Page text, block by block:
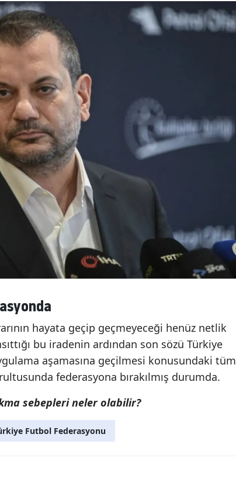
hayata geçip geçmeyeceği henüz netlik
bu iradenin ardından son sözü Türkiye
aşamasına geçilmesi konusundaki tüm
federasyona bırakılmış durumda.
sebepleri neler olabilir?
Futbol Federasyonu